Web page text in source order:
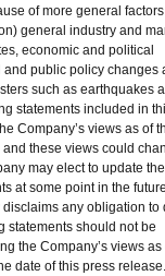
of more general factors
general industry and
economic and political
public policy changes
such as earthquakes
statements included in
Company’s views as of
these views could
may elect to update
at some point in the
any obligation to
statements should not be
the Company’s views as
date of this press release.